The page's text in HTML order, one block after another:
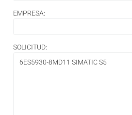
EMPRESA:
SOLICITUD: